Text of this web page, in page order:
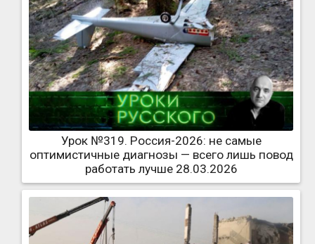
Урок №319. Россия-2026: не самые
оптимистичные диагнозы — всего лишь повод
работать лучше 28.03.2026